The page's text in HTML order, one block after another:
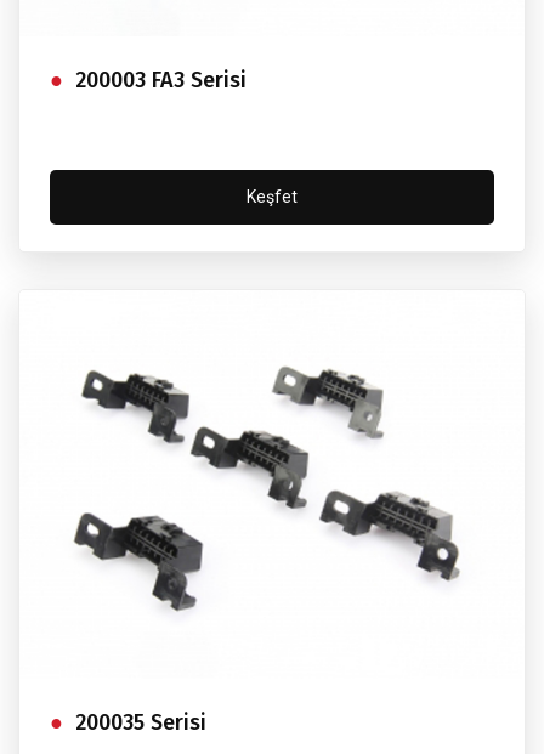
200003 FA3 Serisi
Keşfet
200035 Serisi